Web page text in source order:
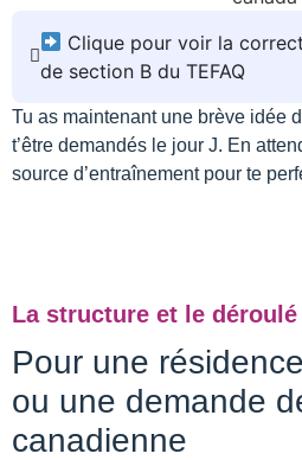
Clique pour voir la
de section B du TEFAQ
Tu as maintenant une brève idée
t’être demandés le jour J. En
source d’entraînement pour te
La structure et le
Pour une
ou une demande
canadienne